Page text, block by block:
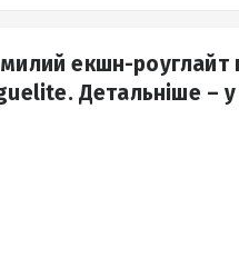
екшн-роуглайт
Детальніше – у